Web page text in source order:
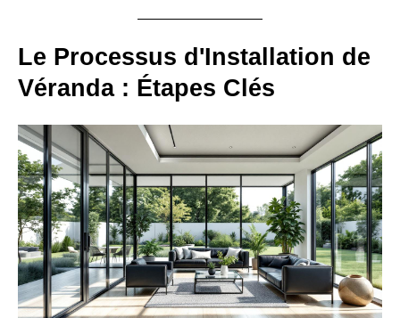
Le Processus d'Installation de
Véranda : Étapes Clés